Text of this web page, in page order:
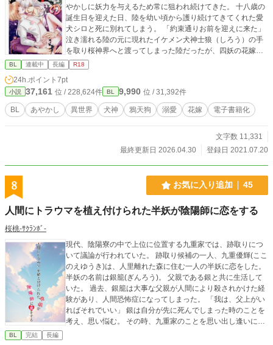
やかしに妖力を与えるため常に狙われ続けてきた。 十八歳の
誕生日を迎えた日、陸を幼い頃から護り続けてきてくれた愛
犬シロと死に別れてしまう。 「約束通りお前を迎えに来た」
泣き濡れる陸の元に現れたイケメン犬神士狼（しろう）の手
を取り桜神界へと渡ってしまった陸だったが、四妖の花嫁争
奪戦に巻き込まれてしまい――!? BL／あやかし／神隠し／犬
神／鴉天狗／溺愛／執着／ケモミミ／花嫁／身長差／ハピエ
ン／一人称 妊娠、出産、育児、オメガバースはなし。 電子書
籍の扉絵イラスト／NEO ZONE様（@hanahanahaney） ╰(*
´︶`*)╯Thank you.♥ ◆◇◆いつもご閲覧ありがとうございま
す♡《お気に入り》感謝!! ニコ@000025NikO ◆◇◆ 皆様の
BL 連載中 長編 R18
24h.ポイント 7pt
小説 37,161 位 / 228,624件 BL 9,990 位 / 31,392件
BL あやかし 異世界 犬神 鴉天狗 溺愛 花嫁 電子書籍化
文字数 11,331
最終更新日 2026.04.30
登録日 2021.07.20
8 お気に入り追加 45
人間にトラウマを植え付けられた半妖が陰陽師に恋をする
桜桃-ｻｸﾗﾝﾎﾞ-
現代、陰陽寮の中で上位に位置する九重家では、跡取りにつ
いて議論が行われていた。 跡取り候補の一人、九重優輝(ここ
のえゆうき)は、人里離れた森に住む一人の半妖に恋をした。
半妖の名前は銀籠(ぎんろう)。 父親である銀と共に生活して
いた。 過去、銀籠は大事な父親が人間により殺されかけた経
験があり、人間恐怖症になってしまった。 「我は、父上がい
ればそれでいい」 銀は自分が先に死んでしまった時のことを
考え、思い悩む。 その時、九重家のことを思い出し逢いに行
BL 完結 長編